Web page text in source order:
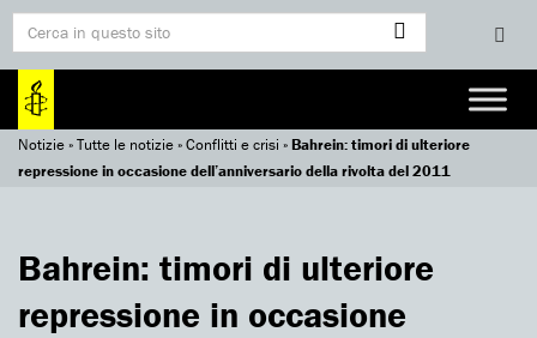
Notizie»Tutte le notizie»Conflitti e crisi »Bahrein: timori di ulteriore
repressione in occasione dell’anniversario della rivolta del 2011
Bahrein: timori di ulteriore
repressione in occasione